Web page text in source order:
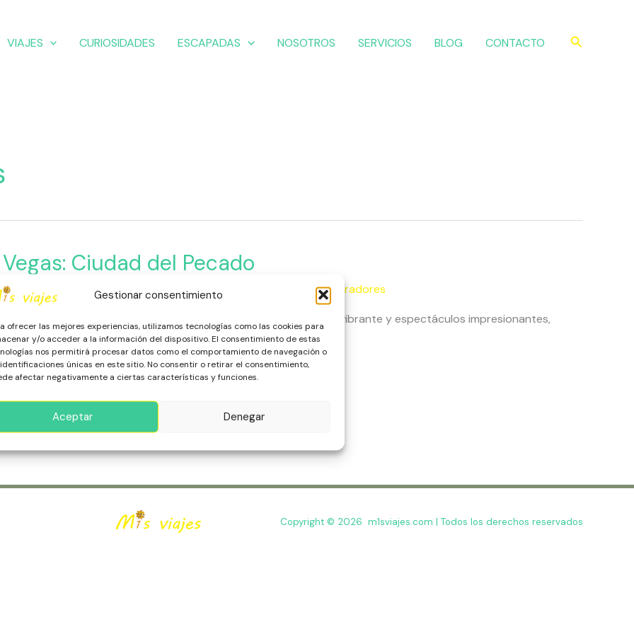
Gestionar consentimiento
ofrecer las mejores experiencias, utilizamos tecnologías como las cookies para
y/o acceder a la información del dispositivo. El consentimiento de estas
nos permitirá procesar datos como el comportamiento de navegación o
únicas en este sitio. No consentir o retirar el consentimiento,
afectar negativamente a ciertas características y funciones.
Aceptar Denegar
VIAJES CURIOSIDADES ESCAPADAS NOSOTROS SERVICIOS BLOG CONTACTO Buscar
Ciudad del Pecado
, Escapadas Estados Unidos Las Vegas , Rascacielos y Miradores
ciudad del pecado, es famosa por sus casinos, vida nocturna vibrante y espectáculos impresionantes,
en el destino ideal para la diversión sin límites.
»
Copyright © 2026 m1sviajes.com | Todos los derechos reservados